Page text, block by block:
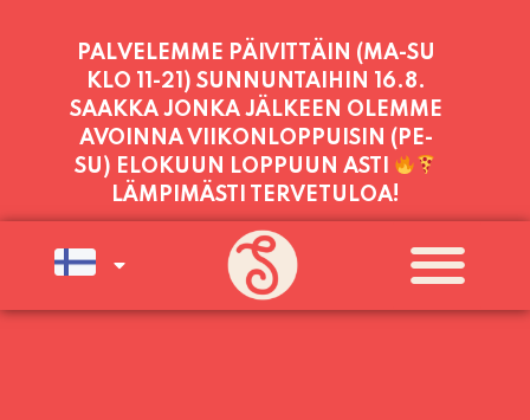
PALVELEMME PÄIVITTÄIN (MA-SU
KLO 11-21) SUNNUNTAIHIN 16.8.
SAAKKA JONKA JÄLKEEN OLEMME
AVOINNA VIIKONLOPPUISIN (PE-
SU) ELOKUUN LOPPUUN ASTI
LÄMPIMÄSTI TERVETULOA!
PALVELEMME TÄNÄÄN:
TORSTAI11:00 - 21:00